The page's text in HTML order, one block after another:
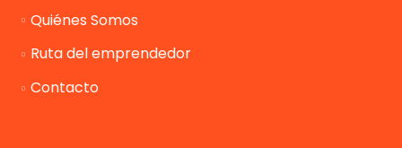
Quiénes Somos
Ruta del emprendedor
Contacto